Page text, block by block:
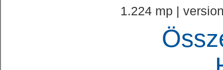
1.224 mp |